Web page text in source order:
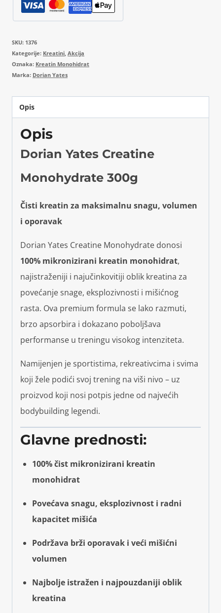
SKU: 1376
Kategorije: Kreatini Akcija
Oznaka: Kreatin Monohidrat
Marka: Dorian Yates
Opis
Opis
Dorian Yates Creatine
Monohydrate 300g
Čisti kreatin za maksimalnu snagu, volumen
i oporavak
Dorian Yates Creatine Monohydrate donosi
100% mikronizirani kreatin monohidrat,
najistraženiji i najučinkovitiji oblik kreatina za
povećanje snage, eksplozivnosti i mišićnog
rasta. Ova premium formula se lako razmuti,
brzo apsorbira i dokazano poboljšava
performanse u treningu visokog intenziteta.
Namijenjen je sportistima, rekreativcima i svima
koji žele podići svoj trening na viši nivo – uz
proizvod koji nosi potpis jedne od najvećih
bodybuilding legendi.
Glavne prednosti:
100% čist mikronizirani kreatin
monohidrat
Povećava snagu, eksplozivnost i radni
kapacitet mišića
Podržava brži oporavak i veći mišićni
volumen
Najbolje istražen i najpouzdaniji oblik
kreatina